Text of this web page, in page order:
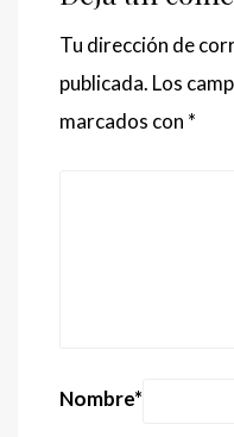
Tu dirección de
publicada. Los
marcados con *
Nombre*